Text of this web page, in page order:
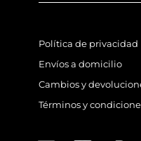
Política de privacidad
Envíos a domicilio
Cambios y
Términos y